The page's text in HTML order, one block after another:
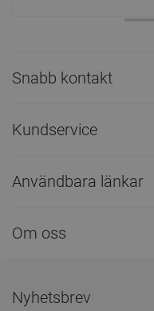
Snabb kontakt
Kundservice
Användbara länkar
Om oss
Nyhetsbrev